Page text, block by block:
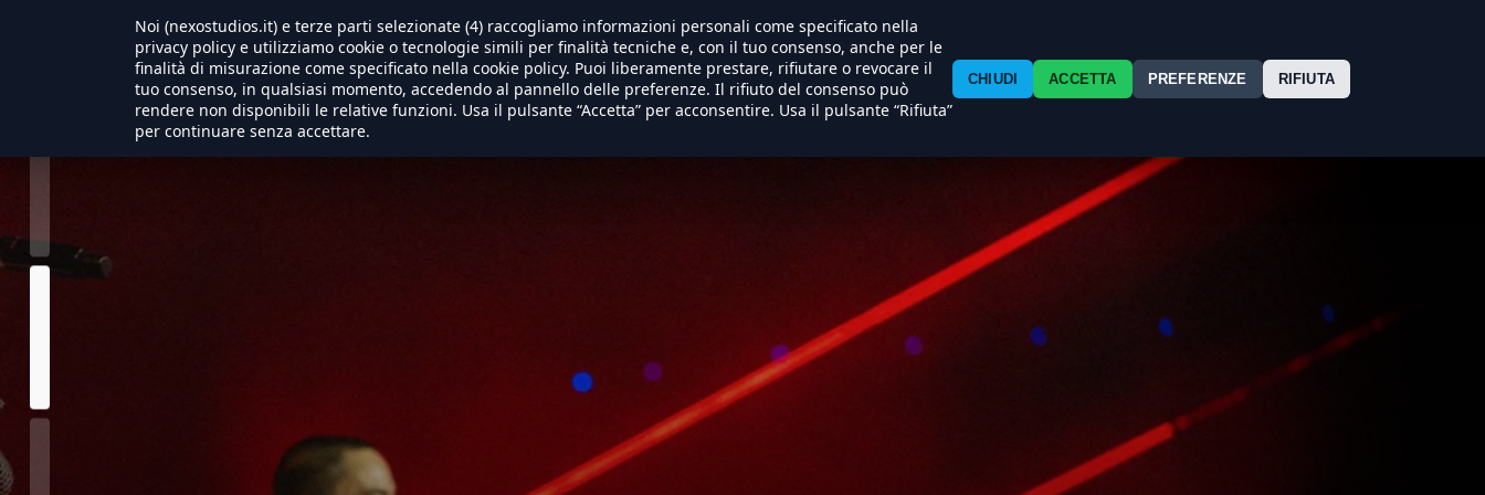
Home
Al
Cinema
Produzione
International
Sales
Soundtracks
Free
TV
OnDemand
Siamo
Contatti Press Esercenti
Noi (nexostudios.it) e terze parti selezionate (4) raccogliamo informazioni personali come specificato nella
privacy policy e utilizziamo cookie o tecnologie simili per finalità tecniche e, con il tuo consenso, anche per le
finalità di misurazione come specificato nella cookie policy. Puoi liberamente prestare, rifiutare o revocare il
tuo consenso, in qualsiasi momento, accedendo al pannello delle preferenze. Il rifiuto del consenso può
rendere non disponibili le relative funzioni. Usa il pulsante “Accetta” per acconsentire. Usa il pulsante “Rifiuta”
per continuare senza accettare.
CHIUDI ACCETTA PREFERENZE RIFIUTA